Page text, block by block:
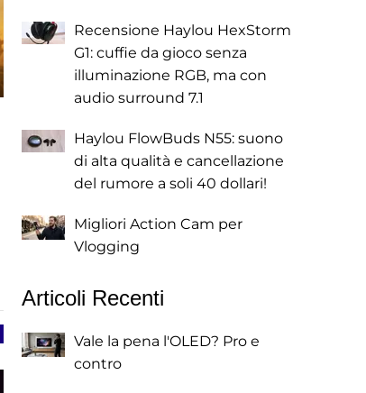
Recensione Haylou HexStorm
G1: cuffie da gioco senza
illuminazione RGB, ma con
audio surround 7.1
Haylou FlowBuds N55: suono
di alta qualità e cancellazione
del rumore a soli 40 dollari!
Migliori Action Cam per
Vlogging
Articoli Recenti
Vale la pena l'OLED? Pro e
contro